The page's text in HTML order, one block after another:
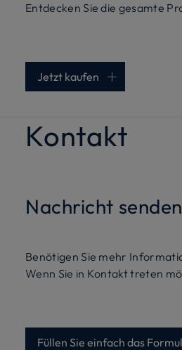
Entdecken Sie die gesamte
Jetzt kaufen
Kontakt
Nachricht senden
Benötigen Sie mehr
Wenn Sie in Kontakt treten
Füllen Sie einfach das